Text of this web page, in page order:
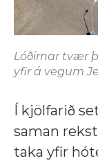
Lóðirnar tvær
yfir á vegum
Í kjölfarið
saman
taka yfir